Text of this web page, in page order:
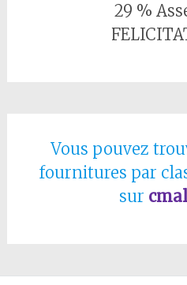
29 %
Vous pouvez
fournitures par
sur